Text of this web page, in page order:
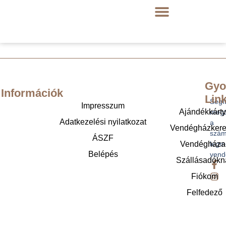
a
Fiókom
Felfedező
Információk
Impresszum
Adatkezelési nyilatkozat
ÁSZF
Belépés